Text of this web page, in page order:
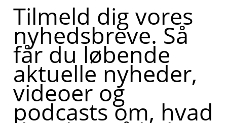
Tilmeld dig vores
nyhedsbreve. Så
får du løbende
aktuelle nyheder,
videoer og
podcasts om, hvad